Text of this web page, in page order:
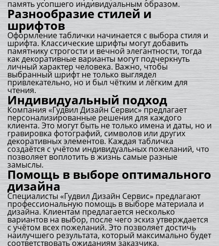
память усопшего индивидуальным образом.
Разнообразие стилей и
шрифтов
Оформление таблички начинается с выбора стиля и
шрифта. Классические шрифты могут добавить
памятнику строгости и вечной элегантности, тогда
как декоративные варианты могут подчеркнуть
личный характер человека. Важно, чтобы
выбранный шрифт не только выглядел
привлекательно, но и был чётким и лёгким для
чтения.
Индивидуальный подход
Компания «Гудвил Дизайн Сервис» предлагает
персонализированные решения для каждого
клиента. Это могут быть не только имена и даты, но и
гравировка фотографий, символов или других
декоративных элементов. Каждая табличка
создаётся с учётом индивидуальных пожеланий, что
позволяет воплотить в жизнь самые разные
замыслы.
Помощь в выборе оптимального
дизайна
Специалисты «Гудвил Дизайн Сервис» предлагают
профессиональную помощь в выборе материала и
дизайна. Клиентам предлагается несколько
вариантов на выбор, после чего эскиз утверждается
с учётом всех пожеланий. Это позволяет достичь
наилучшего результата, который максимально будет
соответствовать ожиданиям заказчика.